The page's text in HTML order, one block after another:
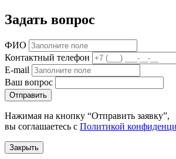
Задать вопрос
ФИО
Контактный телефон
E-mail
Ваш вопрос
Отправить
Нажимая на кнопку “Отправить заявку”,
вы соглашаетесь с Политикой
Закрыть